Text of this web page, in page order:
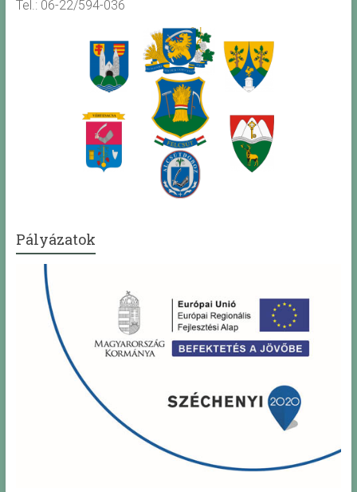
Tel.: 06-22/594-036
Pályázatok